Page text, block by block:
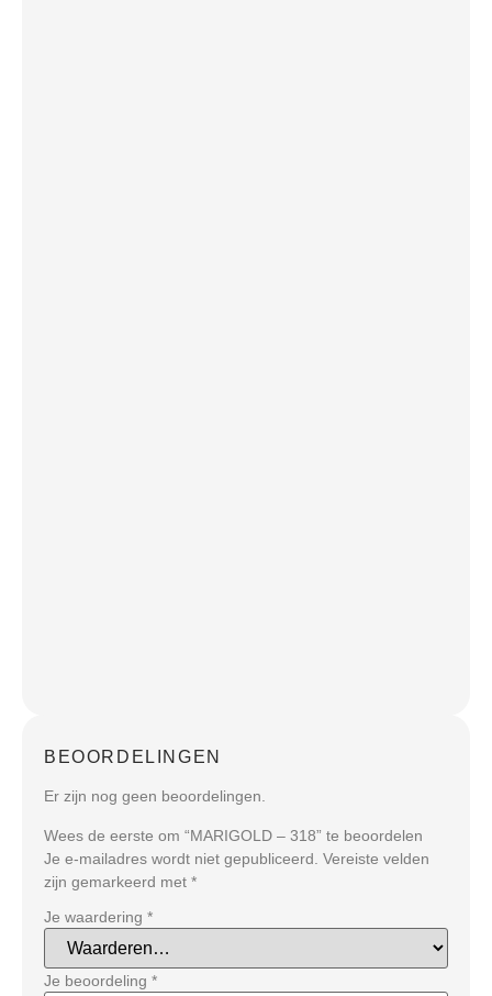
BEOORDELINGEN
Er zijn nog geen beoordelingen.
Wees de eerste om “MARIGOLD – 318” te beoordelen
Je e-mailadres wordt niet gepubliceerd. Vereiste velden
zijn gemarkeerd met *
Je waardering *
Je beoordeling *